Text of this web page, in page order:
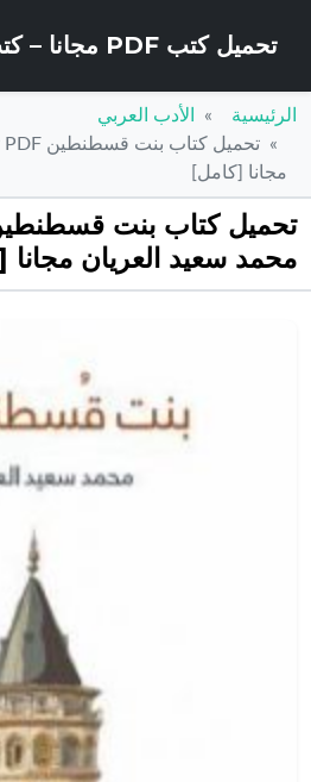
تحميل كتب PDF مجانا – كتب كو
الرئيسية
الأدب العربي
مجانا [كامل]
محمد سعيد العريان